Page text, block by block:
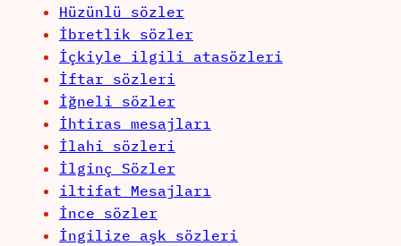
Hüzünlü sözler
İbretlik sözler
İçkiyle ilgili atasözleri
İftar sözleri
İğneli sözler
İhtiras mesajları
İlahi sözleri
İlginç Sözler
iltifat Mesajları
İnce sözler
İngilize aşk sözleri